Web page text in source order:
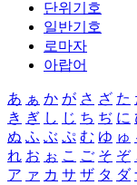
단위기호
일반기호
로마자
아랍어
あ ぁ か が さ ざ た
き ぎ し じ ち ぢ に
ぬ ふ ぶ ぷ む ゆ ゅ
れ お ぉ こ ご そ ぞ
ア ァ カ サ ザ タ ダ